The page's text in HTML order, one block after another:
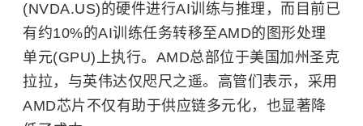
(NVDA.US)的硬件进行AI训练与推理，而目前已
有约10%的AI训练任务转移至AMD的图形处理
单元(GPU)上执行。AMD总部位于美国加州圣克
拉拉，与英伟达仅咫尺之遥。高管们表示，采用
AMD芯片不仅有助于供应链多元化，也显著降